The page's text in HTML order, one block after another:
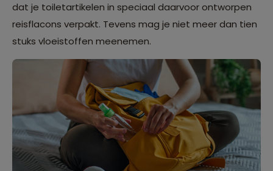
dat je toiletartikelen in speciaal daarvoor ontworpen
reisflacons verpakt. Tevens mag je niet meer dan tien
stuks vloeistoffen meenemen.